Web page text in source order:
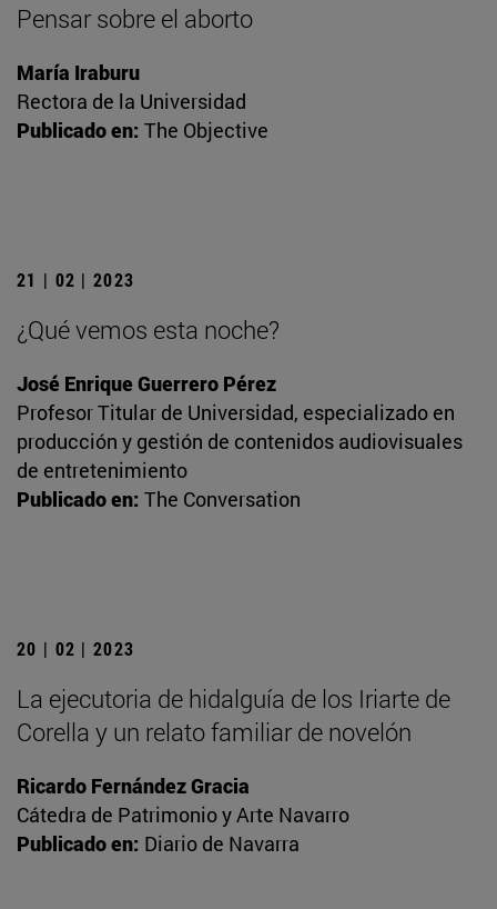
Pensar sobre el aborto
María Iraburu
Rectora de la Universidad
Publicado en: The Objective
21 | 02 | 2023
¿Qué vemos esta noche?
José Enrique Guerrero Pérez
Profesor Titular de Universidad, especializado en
producción y gestión de contenidos audiovisuales
de entretenimiento
Publicado en: The Conversation
20 | 02 | 2023
La ejecutoria de hidalguía de los Iriarte de
Corella y un relato familiar de novelón
Ricardo Fernández Gracia
Cátedra de Patrimonio y Arte Navarro
Publicado en: Diario de Navarra